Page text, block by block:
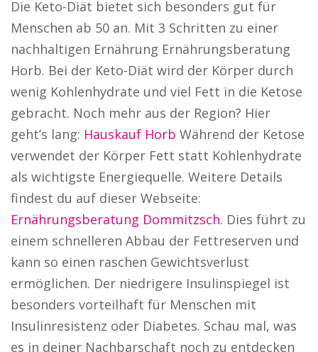
Die Keto-Diät bietet sich besonders gut für
Menschen ab 50 an. Mit 3 Schritten zu einer
nachhaltigen Ernährung Ernährungsberatung
Horb. Bei der Keto-Diät wird der Körper durch
wenig Kohlenhydrate und viel Fett in die Ketose
gebracht. Noch mehr aus der Region? Hier
geht’s lang: Hauskauf Horb Während der Ketose
verwendet der Körper Fett statt Kohlenhydrate
als wichtigste Energiequelle. Weitere Details
findest du auf dieser Webseite:
Ernährungsberatung Dommitzsch. Dies führt zu
einem schnelleren Abbau der Fettreserven und
kann so einen raschen Gewichtsverlust
ermöglichen. Der niedrigere Insulinspiegel ist
besonders vorteilhaft für Menschen mit
Insulinresistenz oder Diabetes. Schau mal, was
es in deiner Nachbarschaft noch zu entdecken